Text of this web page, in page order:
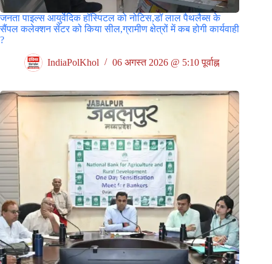
जनता पाइल्स आयुर्वेदिक हॉस्पिटल को नोटिस,डॉ लाल पैथलैब्स के
सैंपल कलेक्शन सेंटर को किया सील,ग्रामीण क्षेत्रों में कब होगी कार्यवाही
?
IndiaPolKhol 06 अगस्त 2026 @ 5:10 पूर्वाह्न